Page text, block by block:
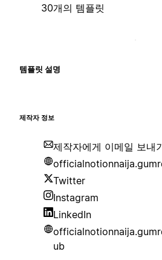
30개의 템플릿
템플릿 설명
제작자 정보
제작자에게 이메일 보내
Twitter
Instagram
LinkedIn
ub